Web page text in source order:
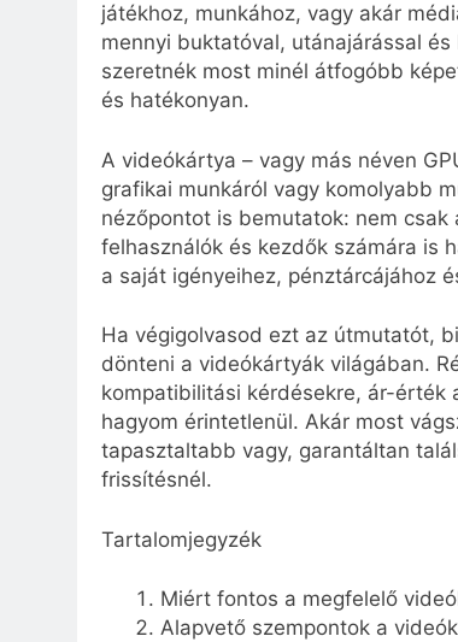
játékhoz, munkához, vagy akár
mennyi buktatóval, utánajárással
szeretnék most minél átfogóbb
és hatékonyan.
A videókártya – vagy más néven
grafikai munkáról vagy komolyabb
nézőpontot is bemutatok: nem
felhasználók és kezdők számára is
a saját igényeihez, pénztárcájához
Ha végigolvasod ezt az útmutatót,
dönteni a videókártyák világában.
kompatibilitási kérdésekre, ár-érték
hagyom érintetlenül. Akár most
tapasztaltabb vagy, garantáltan
frissítésnél.
Tartalomjegyzék
Miért fontos a megfelelő
Alapvető szempontok a